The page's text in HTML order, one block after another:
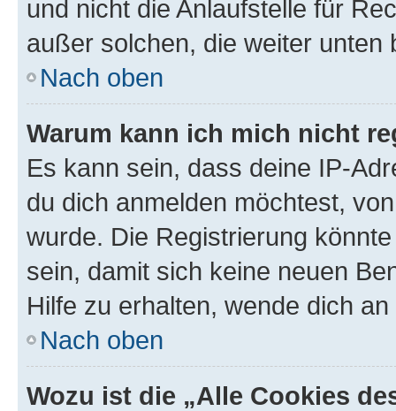
und nicht die Anlaufstelle für
außer solchen, die weiter unten
Nach oben
Warum kann ich mich nicht
Es kann sein, dass deine IP-
du dich anmelden möchtest,
wurde. Die Registrierung
sein, damit sich keine neuen
Hilfe zu erhalten, wende dich
Nach oben
Wozu ist die „Alle Cookies